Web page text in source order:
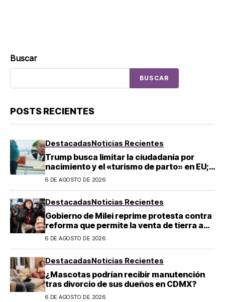
Buscar
BUSCAR
POSTS RECIENTES
DestacadasNoticias Recientes
Trump busca limitar la ciudadanía por
nacimiento y el «turismo de parto» en EU;
¿a quién afecta?
6 DE AGOSTO DE 2026
DestacadasNoticias Recientes
Gobierno de Milei reprime protesta contra
reforma que permite la venta de tierra a
extranjeros en Argentina
6 DE AGOSTO DE 2026
DestacadasNoticias Recientes
¿Mascotas podrían recibir manutención
tras divorcio de sus dueños en CDMX?
6 DE AGOSTO DE 2026